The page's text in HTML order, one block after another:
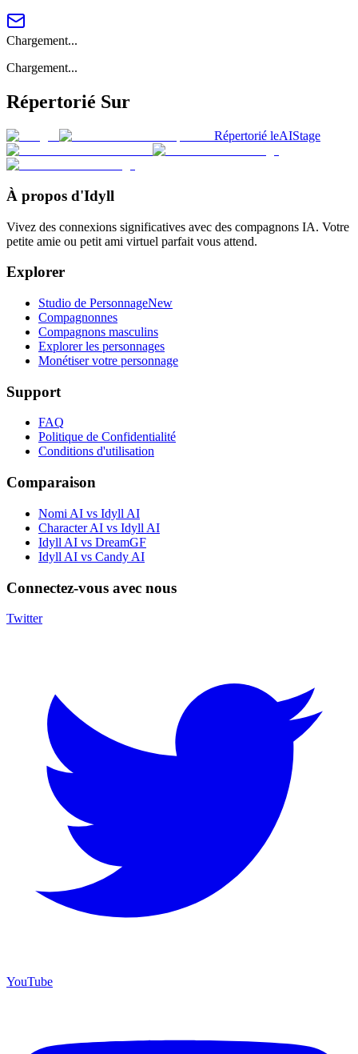
Chargement...
Chargement...
Répertorié Sur
Répertorié leAIStage
À propos d'Idyll
Vivez des connexions significatives avec des compagnons IA. Votre
petite amie ou petit ami virtuel parfait vous attend.
Explorer
Studio de PersonnageNew
Compagnonnes
Compagnons masculins
Explorer les personnages
Monétiser votre personnage
Support
FAQ
Politique de Confidentialité
Conditions d'utilisation
Comparaison
Nomi AI vs Idyll AI
Character AI vs Idyll AI
Idyll AI vs DreamGF
Idyll AI vs Candy AI
Connectez-vous avec nous
Twitter
YouTube